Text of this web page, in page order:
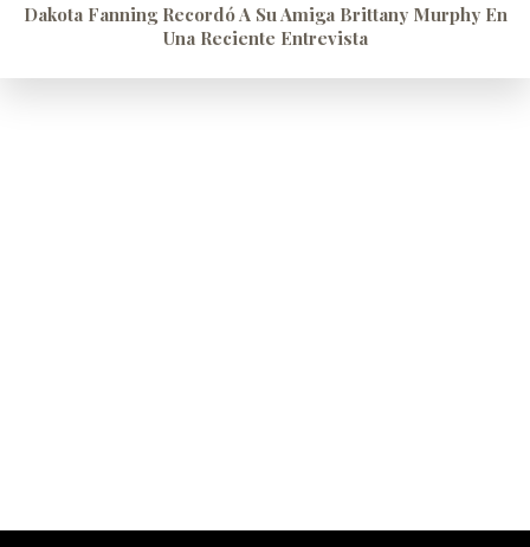
Dakota Fanning Recordó A Su Amiga Brittany Murphy En
Una Reciente Entrevista